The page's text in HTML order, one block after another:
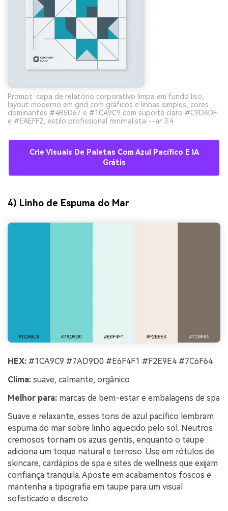
Prompt: capa de relatório corporativo limpa em fundo liso,
layout moderno em grid com gráficos e linhas simples, cores
dominantes #4B5D67 e #1CA9C9 com suporte claro #C9D6DF
e #EAEFF2, estilo profissional minimalista --ar 3:4
Crie Visuais De Paletas Com Azul Pacífico E IA
Grátis
4) Linho de Espuma do Mar
HEX: #1CA9C9 #7AD9D0 #E6F4F1 #F2E9E4 #7C6F64
Clima: suave, calmante, orgânico
Melhor para: marcas de bem-estar e embalagens de spa
Suave e relaxante, esses tons de azul pacífico lembram
espuma do mar sobre linho aquecido pelo sol. Neutros
cremosos tornam os azuis gentis, enquanto o taupe
adiciona um toque natural e terroso. Use em rótulos de
skincare, cardápios de spa e sites de wellness que exijam
confiança tranquila. Aposte em acabamentos foscos e
mantenha a tipografia em taupe para um visual
sofisticado e discreto.